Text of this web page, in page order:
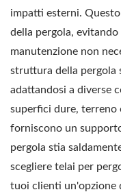
impatti esterni.
della pergola,
manutenzione non
struttura della pergola
adattandosi a diverse
superfici dure, terreno
forniscono un
pergola stia
scegliere telai per
tuoi clienti un'opzione